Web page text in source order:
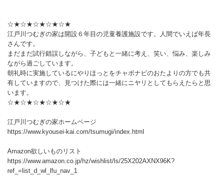
☆★☆★☆★☆★☆★
江戸川つむぎの家は開設６年目の児童養護施設です。人間でいえば年長
さんです。
まだまだ試行錯誤しながら、子どもと一緒に考え、笑い、悩み、楽しみ
ながら過ごしています。
朝礼時に実施しているにやりほっとをチャボナビのおたよりの方でも共
有していますので、見つけた際には一緒にニヤリとしてもらえたらと思
います。
☆★☆★☆★☆★☆★
江戸川つむぎの家ホームページ
https://www.kyousei-kai.com/tsumugi/index.html
Amazon欲しいものリスト
https://www.amazon.co.jp/hz/wishlist/ls/25X202AXNX96K?
ref_=list_d_wl_lfu_nav_1